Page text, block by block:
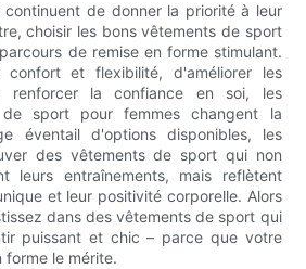
continuent de donner la priorité à leur
choisir les bons vêtements de sport
de remise en forme stimulant.
confort et flexibilité, d'améliorer les
renforcer la confiance en soi, les
de sport pour femmes changent la
éventail d'options disponibles, les
des vêtements de sport qui non
leurs entraînements, mais reflètent
et leur positivité corporelle. Alors
dans des vêtements de sport qui
puissant et chic – parce que votre
forme le mérite.